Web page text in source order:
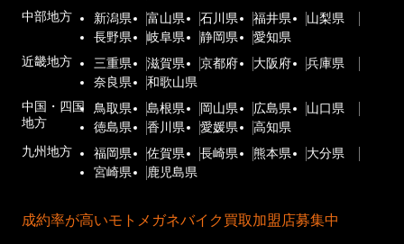
中部地方
新潟県 富山県 石川県 福井県
山梨県
長野県
岐阜県 静岡県
愛知県
近畿地方
三重県 滋賀県 京都府 大阪府
兵庫県
奈良県
和歌山県
中国・四国
地方
鳥取県 島根県 岡山県 広島県
山口県
徳島県
香川県 愛媛県
高知県
九州地方
福岡県 佐賀県 長崎県 熊本県
大分県
宮崎県
鹿児島県
成約率が高いモトメガネバイク買取加盟店募集中